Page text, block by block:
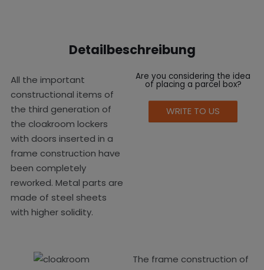
Detailbeschreibung
All the important
constructional items of
the third generation of
the cloakroom lockers
with doors inserted in a
frame construction have
been completely
reworked. Metal parts are
made of steel sheets
with higher solidity.
Are you considering the idea
of placing a parcel box?
WRITE TO US
The frame construction of